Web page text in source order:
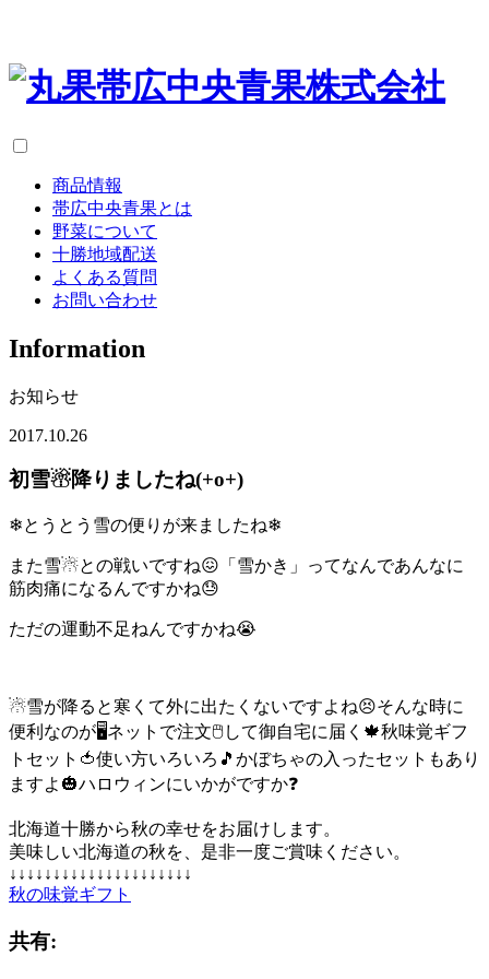
商品情報
帯広中央青果とは
野菜について
十勝地域配送
よくある質問
お問い合わせ
Information
お知らせ
2017.10.26
初雪☃降りましたね(+o+)
❄とうとう雪の便りが来ましたね❄
また雪☃との戦いですね😖「雪かき」ってなんであんなに
筋肉痛になるんですかね😓
ただの運動不足ねんですかね😭
☃雪が降ると寒くて外に出たくないですよね😣そんな時に
便利なのが🖥ネットで注文🖱して御自宅に届く🍁秋味覚ギフ
トセット🍅使い方いろいろ🎵かぼちゃの入ったセットもあり
ますよ🎃ハロウィンにいかがですか❓
北海道十勝から秋の幸せをお届けします。
美味しい北海道の秋を、是非一度ご賞味ください。
↓↓↓↓↓↓↓↓↓↓↓↓↓↓↓↓↓↓↓↓↓
秋の味覚ギフト
共有: